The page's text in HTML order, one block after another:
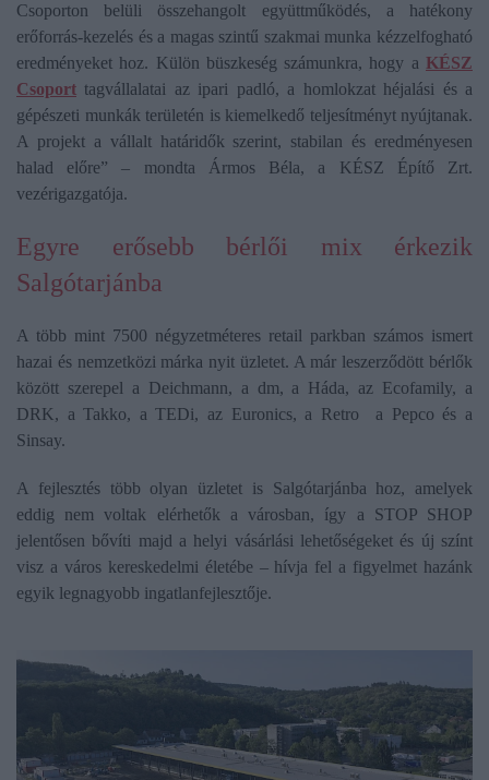
Csoporton belüli összehangolt együttműködés, a hatékony
erőforrás-kezelés és a magas szintű szakmai munka kézzelfogható
eredményeket hoz. Külön büszkeség számunkra, hogy a KÉSZ
Csoport tagvállalatai az ipari padló, a homlokzat héjalási és a
gépészeti munkák területén is kiemelkedő teljesítményt nyújtanak.
A projekt a vállalt határidők szerint, stabilan és eredményesen
halad előre” – mondta Ármos Béla, a KÉSZ Építő Zrt.
vezérigazgatója.
Egyre erősebb bérlői mix érkezik
Salgótarjánba
A több mint 7500 négyzetméteres retail parkban számos ismert
hazai és nemzetközi márka nyit üzletet. A már leszerződött bérlők
között szerepel a Deichmann, a dm, a Háda, az Ecofamily, a
DRK, a Takko, a TEDi, az Euronics, a Retro a Pepco és a
Sinsay.
A fejlesztés több olyan üzletet is Salgótarjánba hoz, amelyek
eddig nem voltak elérhetők a városban, így a STOP SHOP
jelentősen bővíti majd a helyi vásárlási lehetőségeket és új színt
visz a város kereskedelmi életébe – hívja fel a figyelmet hazánk
egyik legnagyobb ingatlanfejlesztője.